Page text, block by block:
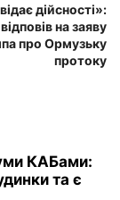
дійсності»:
на заяву
про Ормузьку
протоку
КАБами:
та є